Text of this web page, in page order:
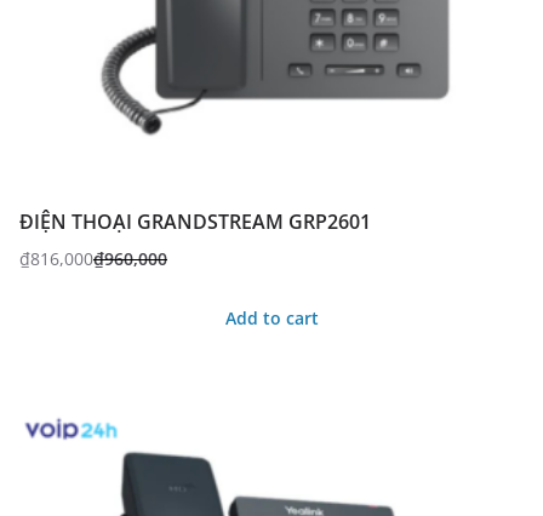
ĐIỆN THOẠI GRANDSTREAM GRP2601
₫960,000
₫816,000
Add to cart